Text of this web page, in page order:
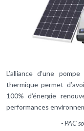
L’alliance d’une
thermique permet
100% d’énergie
performances
- PAC